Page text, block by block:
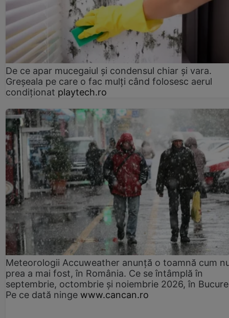
De ce apar mucegaiul și condensul chiar și vara.
Greșeala pe care o fac mulți când folosesc aerul
condiționat playtech.ro
Meteorologii Accuweather anunță o toamnă cum
prea a mai fost, în România. Ce se întâmplă în
septembrie, octombrie și noiembrie 2026, în
Pe ce dată ninge www.cancan.ro